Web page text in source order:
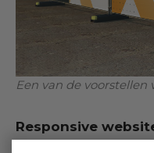
Een van de
Responsive